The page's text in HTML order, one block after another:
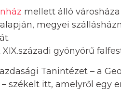
mellett álló
megyei
gyönyörű
Tanintézet – a
székelt itt, amelyről egy